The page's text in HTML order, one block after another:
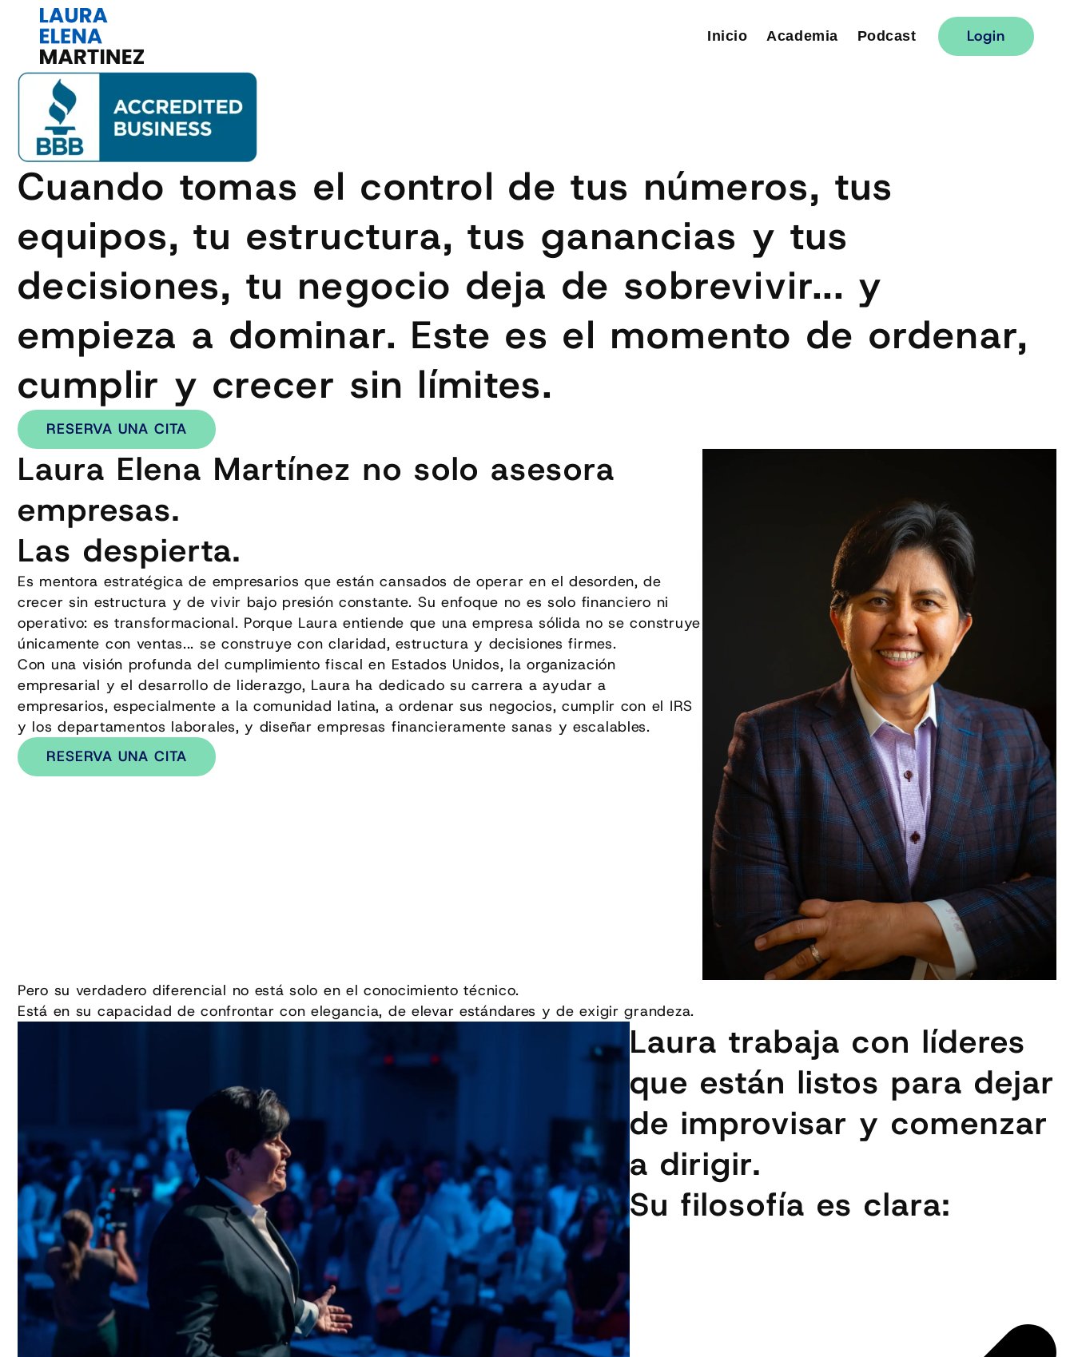
Inicio Academia Podcast Login
Cuando tomas el control de tus números, tus
equipos, tu estructura, tus ganancias y tus
decisiones, tu negocio deja de sobrevivir... y
empieza a dominar. Este es el momento de ordenar,
cumplir y crecer sin límites.
RESERVA UNA CITA
Laura Elena Martínez no solo asesora
empresas.
Las despierta.
Es mentora estratégica de empresarios que están cansados de operar en el desorden, de
crecer sin estructura y de vivir bajo presión constante. Su enfoque no es solo financiero ni
operativo: es transformacional. Porque Laura entiende que una empresa sólida no se construye
únicamente con ventas... se construye con claridad, estructura y decisiones firmes.
Con una visión profunda del cumplimiento fiscal en Estados Unidos, la organización
empresarial y el desarrollo de liderazgo, Laura ha dedicado su carrera a ayudar a
empresarios, especialmente a la comunidad latina, a ordenar sus negocios, cumplir con el IRS
y los departamentos laborales, y diseñar empresas financieramente sanas y escalables.
RESERVA UNA CITA
Pero su verdadero diferencial no está solo en el conocimiento técnico.
Está en su capacidad de confrontar con elegancia, de elevar estándares y de exigir grandeza.
Laura trabaja con líderes
que están listos para dejar
de improvisar y comenzar
a dirigir.
Su filosofía es clara: